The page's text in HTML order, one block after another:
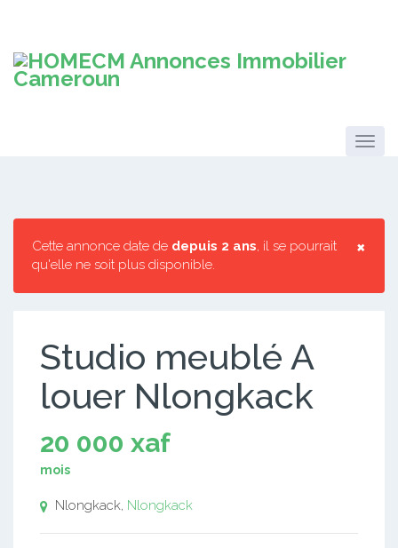
×
Cette annonce date de depuis 2 ans, il se pourrait
qu'elle ne soit plus disponible.
Studio meublé A
louer Nlongkack
20 000 xaf
mois
Nlongkack, Nlongkack